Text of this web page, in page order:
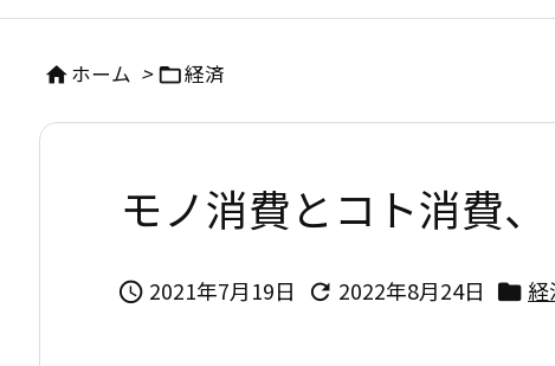
ホーム > 経済
モノ消費とコト消費
 2021年7月19日  2022年8月24日  経